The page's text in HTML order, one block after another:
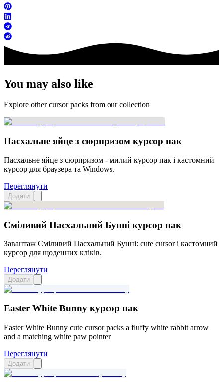
You may also like
Explore other cursor packs from our collection
Пасхальне яйце з сюрпризом курсор пак
Пасхальне яйце з сюрпризом - милий курсор пак і кастомний
курсор для браузера та Windows.
Переглянути
Додати
Сміливий Пасхальний Бунні курсор пак
Завантаж Сміливий Пасхальний Бунні: cute cursor і кастомний
курсор для щоденних кліків.
Переглянути
Додати
Easter White Bunny курсор пак
Easter White Bunny cute cursor packs a fluffy white rabbit arrow
and a matching white paw pointer.
Переглянути
Додати